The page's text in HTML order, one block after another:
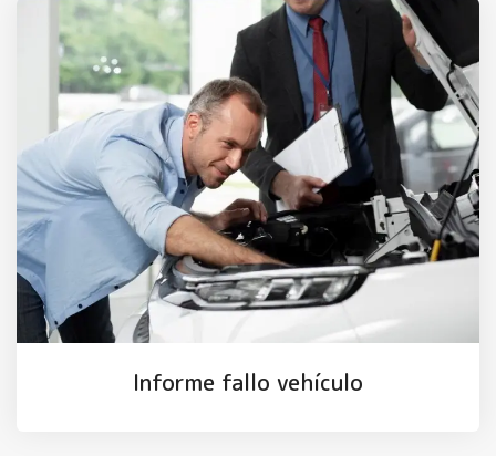
Informe fallo vehículo